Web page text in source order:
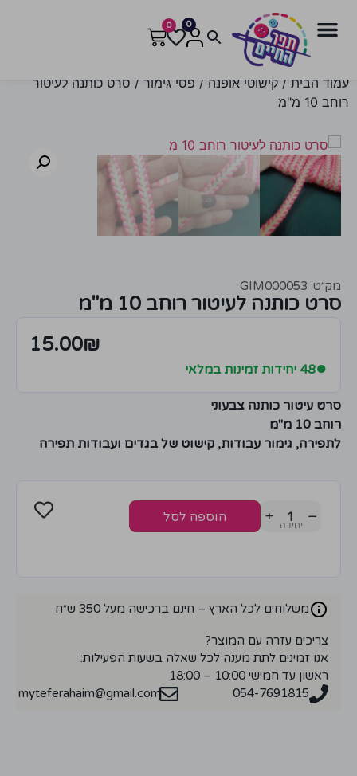
0
0
עמוד הבית / קישוטי אופנה / פסי גימור / סרט כותנה לעיטור
רוחב 10 מ"מ
מק״ט: GIM000053
סרט כותנה לעיטור רוחב 10 מ"מ
15.00₪
●48 יחידות זמינות במלאי
סרט עיטור כותנה צבעוני
רוחב 10 מ"מ
לתפירה, גימור עבודות, קישוט של בגדים ועבודות תפירה
−
+ הוספה לסל
משלוחים לכל הארץ – חינם ברכישה מעל 350 ש״ח
צריכים עזרה עם המוצר?
אנו זמינים לתת מענה לכל שאלה בשעות הפעילות:
ראשון עד חמישי 10:00 – 18:00
054-7691815
myteferahaim@gmail.com